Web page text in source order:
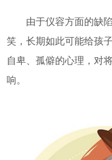
由于仪容方面的缺陷
笑，长期如此可能给孩
自卑、孤僻的心理，对
响。